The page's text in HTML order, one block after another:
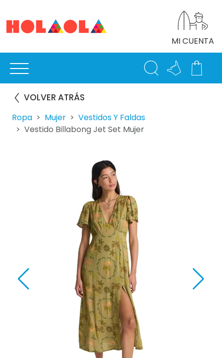
MI CUENTA
VOLVER ATRÁS
Ropa Mujer
Vestidos Y Faldas
Vestido Billabong Jet Set Mujer